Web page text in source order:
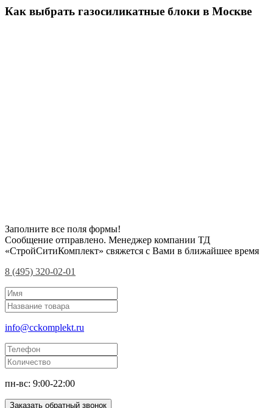
Как выбрать газосиликатные блоки в Москве
Заполните все поля формы!
Сообщение отправлено. Менеджер компании ТД
«СтройСитиКомплект» свяжется с Вами в ближайшее время
8 (495) 320-02-01
info@cckomplekt.ru
пн-вс: 9:00-22:00
Заказать обратный звонок